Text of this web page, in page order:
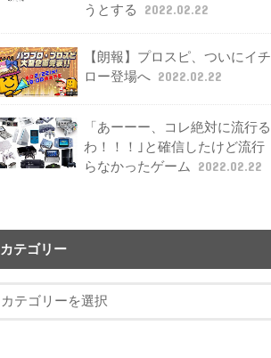
うとする 2022.02.22
【朗報】プロスピ、ついにイチ
ロー登場へ 2022.02.22
「あーーー、コレ絶対に流行る
わ！！！｣と確信したけど流行
らなかったゲーム
2022.02.22
カテゴリー